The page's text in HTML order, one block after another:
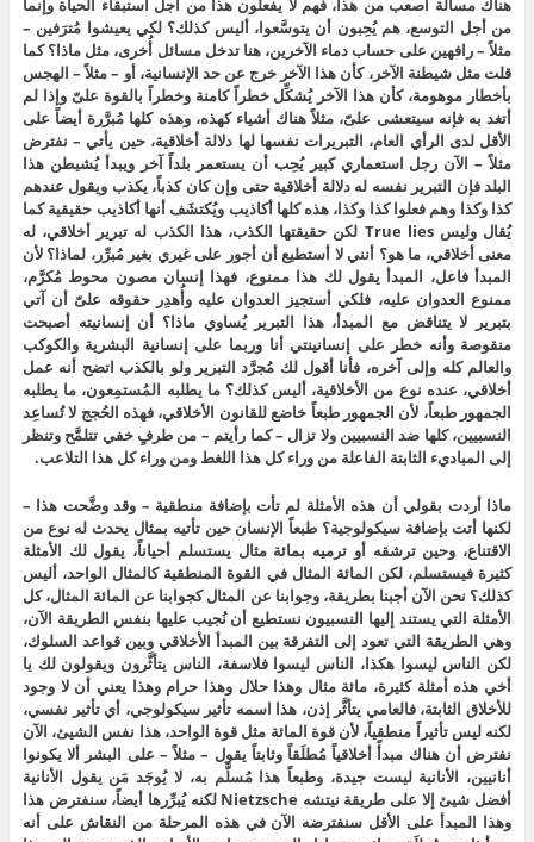
هناك مسألة أصعب من هذا، فهم لا يفعلون هذا من أجل استبقاء الحياة وإنما
من أجل التوسع، هم يُحِبون أن يتوسَّعوا، أليس كذلك؟ لكي يعيشوا مُترَفين –
مثلاً – رافهين على حساب دماء الآخرين، هنا تدخل مسائل أُخرى، مثل ماذا؟ كما
قلت مثل شيطنة الآخر، كأن هذا الآخر خرج عن حد الإنسانية، أو – مثلاً – الهجس
بأخطار موهومة، كأن هذا الآخر يُشكِّل خطراً كامنة وخطراً بالقوة علىّ وإذا لم
أتغد به فإنه سيتعشى علىّ، مثلاً هناك أشياء كهذه، وهذه كلها مُبرَّرة أيضاً على
الأقل لدى الرأي العام، التبريرات نفسها لها دلالة أخلاقية، حين يأتي – نفترض
مثلاً – الآن رجل استعماري كبير يُحِب أن يستعمر بلداً آخر ويبدأ يُشيطن هذا
البلد فإن التبرير نفسه له دلالة أخلاقية حتى وإن كان كذباً، يكذب ويقول عندهم
كذا وكذا وهم فعلوا كذا وكذا، هذه كلها أكاذيب ويُكتشَف أنها أكاذيب حقيقية كما
يُقال وليس True lies لكن حقيقتها الكذب، هذا الكذب له تبرير أخلاقي، له
معنى أخلاقي، ما هو؟ أنني لا أستطيع أن أجور على غيري بغير مُبرِّر، لماذا؟ لأن
المبدأ فاعل، المبدأ يقول لك هذا ممنوع، فهذا إنسان مصون محوط مُكرَّم،
ممنوع العدوان عليه، فلكي أستجيز العدوان عليه وأُهدِر حقوقه علىّ أن آتي
بتبرير لا يتناقض مع المبدأ، هذا التبرير يُساوي ماذا؟ أن إنسانيته أصبحت
منقوصة وأنه خطر على إنسانينتي أنا وربما على إنسانية البشرية والكوكب
والعالم كله وإلى آخره، فأنا أقول لك مُجرَّد التبرير ولو بالكذب اتضح أنه عمل
أخلاقي، عنده نوع من الأخلاقية، أليس كذلك؟ ما يطلبه المُستمِعون، ما يطلبه
الجمهور طبعاً، لأن الجمهور طبعاً خاضع للقانون الأخلاقي، فهذه الحُجج لا تُساعِد
النسبيين، كلها ضد النسبيين ولا تزال – كما رأيتم – من طرفٍ خفي تتلمَّح وتنظر
إلى المباديء الثابتة الفاعلة من وراء كل هذا اللغط ومن وراء كل هذا التلاعب.
ماذا أردت بقولي أن هذه الأمثلة لم تأت بإضافة منطقية – وقد وضَّحت هذا –
لكنها أتت بإضافة سيكولوجية؟ طبعاً الإنسان حين تأتيه بمثال يحدث له نوع من
الاقتناع، وحين ترشقه أو ترميه بمائة مثال يستسلم أحياناً، يقول لك الأمثلة
كثيرة فيستسلم، لكن المائة المثال في القوة المنطقية كالمثال الواحد، أليس
كذلك؟ نحن الآن أجبنا بطريقة، وجوابنا عن المثال كجوابنا عن المائة المثال، كل
الأمثلة التي يستند إليها النسبيون نستطيع أن نُجيب عليها بنفس الطريقة الآن،
وهي الطريقة التي تعود إلى التفرقة بين المبدأ الأخلاقي وبين قواعد السلوك،
لكن الناس ليسوا هكذا، الناس ليسوا فلاسفة، الناس يتأثَّرون ويقولون لك يا
أخي هذه أمثلة كثيرة، مائة مثال وهذا حلال وهذا حرام وهذا يعني أن لا وجود
للأخلاق الثابتة، فالعامي يتأثَّر إذن، هذا اسمه تأثير سيكولوجي، أي تأثير نفسي،
لكنه ليس تأثيراً منطقياً، لأن قوة المائة مثل قوة الواحد، هذا نفس الشيئ، الآن
نفترض أن هناك مبدأً أخلاقياً مُطلَقاً وثابتاً يقول – مثلاً – على البشر ألا يكونوا
أنانيين، الأنانية ليست جيدة، وطبعاً هذا مُسلَّم به، لا يُوجَد مَن يقول الأنانية
أفضل شيئ إلا على طريقة نيتشه Nietzsche لكنه يُبرِّرها أيضاً، سنفترض هذا
وهذا المبدأ على الأقل سنفترضه الآن في هذه المرحلة من النقاش على أنه